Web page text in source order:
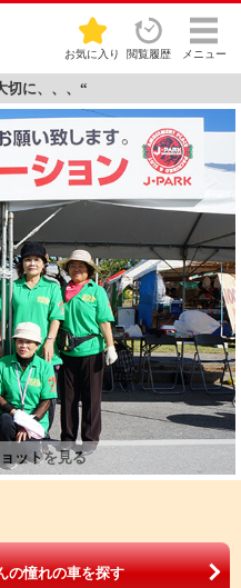
お気に入り 閲覧履歴 メニュー
切に、、、“
の憧れの車を探す